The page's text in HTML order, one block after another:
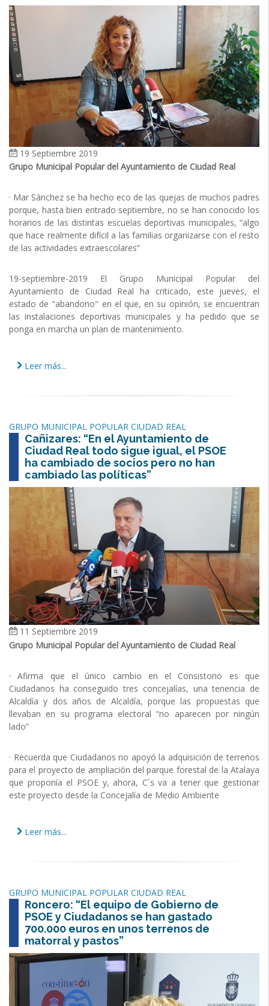
19 Septiembre 2019
Grupo Municipal Popular del Ayuntamiento de Ciudad Real
· Mar Sánchez se ha hecho eco de las quejas de muchos padres
porque, hasta bien entrado septiembre, no se han conocido los
horarios de las distintas escuelas deportivas municipales, “algo
que hace realmente difícil a las familias organizarse con el resto
de las actividades extraescolares”
19-septiembre-2019 El Grupo Municipal Popular del
Ayuntamiento de Ciudad Real ha criticado, este jueves, el
estado de "abandono" en el que, en su opinión, se encuentran
las instalaciones deportivas municipales y ha pedido que se
ponga en marcha un plan de mantenimiento.
Leer más...
GRUPO MUNICIPAL POPULAR CIUDAD REAL
Cañizares: “En el Ayuntamiento de
Ciudad Real todo sigue igual, el PSOE
ha cambiado de socios pero no han
cambiado las políticas”
11 Septiembre 2019
Grupo Municipal Popular del Ayuntamiento de Ciudad Real
· Afirma que el único cambio en el Consistorio es que
Ciudadanos ha conseguido tres concejalías, una tenencia de
Alcaldía y dos años de Alcaldía, porque las propuestas que
llevaban en su programa electoral “no aparecen por ningún
lado”
· Recuerda que Ciudadanos no apoyó la adquisición de terrenos
para el proyecto de ampliación del parque forestal de la Atalaya
que proponía el PSOE y, ahora, C´s va a tener que gestionar
este proyecto desde la Concejalía de Medio Ambiente
Leer más...
GRUPO MUNICIPAL POPULAR CIUDAD REAL
Roncero: “El equipo de Gobierno de
PSOE y Ciudadanos se han gastado
700.000 euros en unos terrenos de
matorral y pastos”